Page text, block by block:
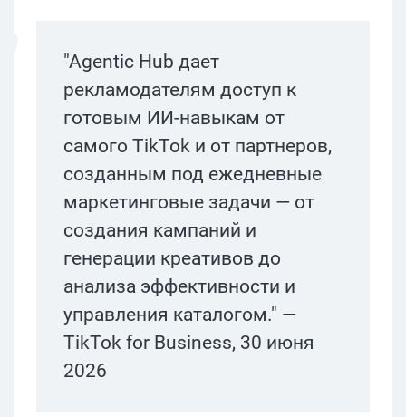
"Agentic Hub дает
рекламодателям доступ к
готовым ИИ-навыкам от
самого TikTok и от партнеров,
созданным под ежедневные
маркетинговые задачи — от
создания кампаний и
генерации креативов до
анализа эффективности и
управления каталогом." —
TikTok for Business, 30 июня
2026